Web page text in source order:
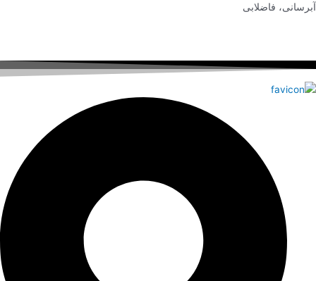
آبرسانی، فاضلابی